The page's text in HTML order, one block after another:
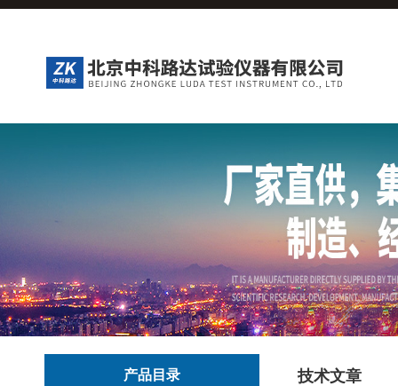
产品目录 技术文章